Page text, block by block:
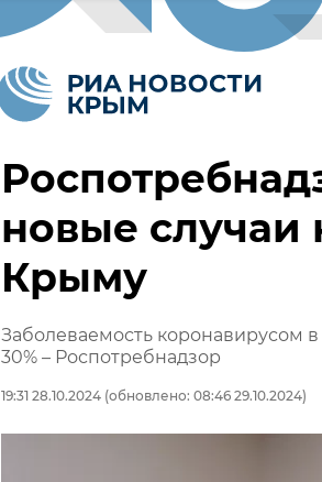
новые случаи
Крыму
Заболеваемость коронавирусом
30% – Роспотребнадзор
19:31 28.10.2024 (обновлено: 08:46 29.10.2024)